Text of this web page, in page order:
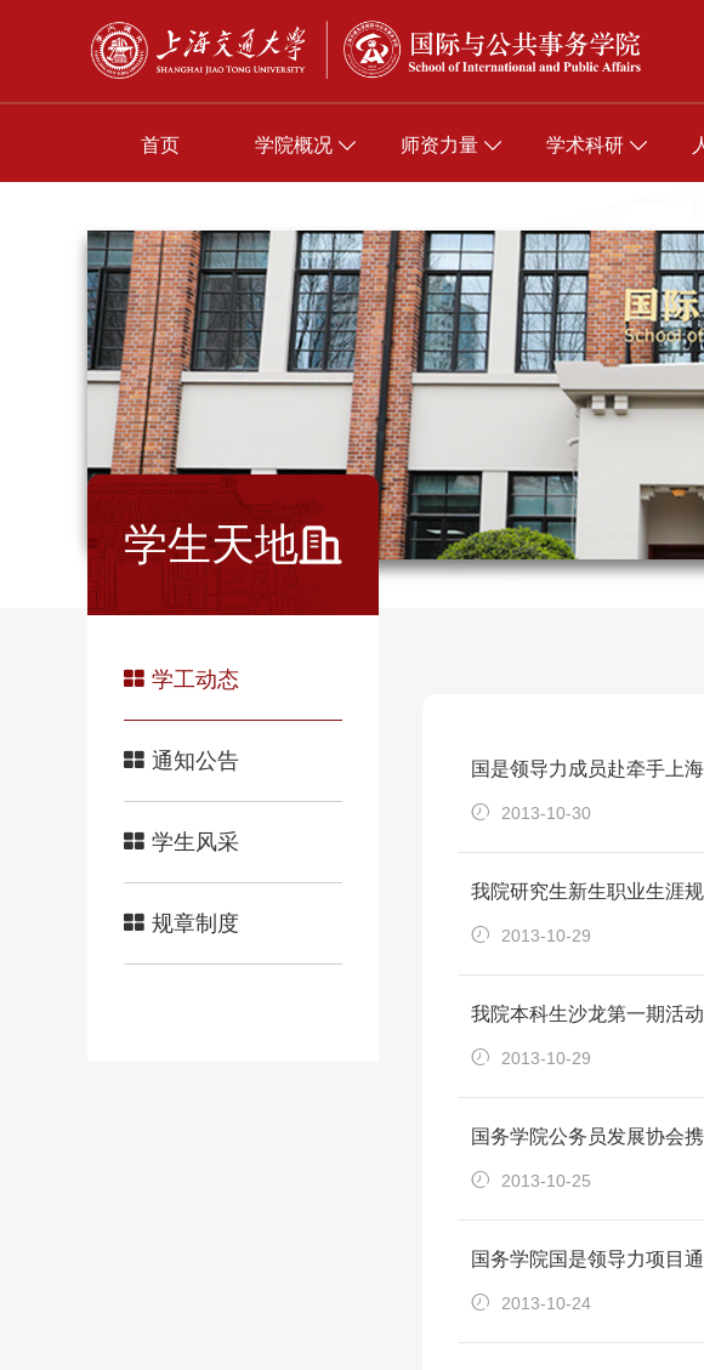
首页 学院概况 师资力量 学术科研
学生天地
学工动态
通知公告
学生风采
规章制度
国是领导力成员赴牵手上
2013-10-30
我院研究生新生职业生涯
2013-10-29
我院本科生沙龙第一期活
2013-10-29
国务学院公务员发展协会
2013-10-25
国务学院国是领导力项目
2013-10-24